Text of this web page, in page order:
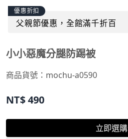
優惠折扣
父親節優惠，全館滿千折百
小小惡魔分腿防踢被
商品貨號： mochu-a0590
NT$490
立即選購